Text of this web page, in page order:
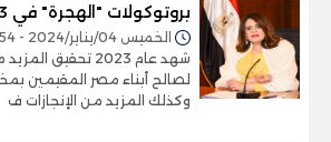
بروتوكولات "الهجرة" في 2023
الخميس 04/يناير/2024 - 04:54 م
شهد عام 2023 تحقيق
لصالح أبناء مصر المقيمين
وكذلك المزيد من الإنجازات ف